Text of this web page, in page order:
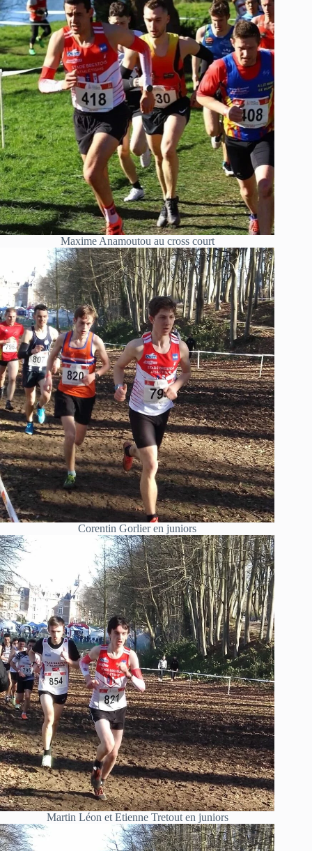
Maxime Anamoutou au cross court
Corentin Gorlier en juniors
Martin Léon et Etienne Tretout en juniors